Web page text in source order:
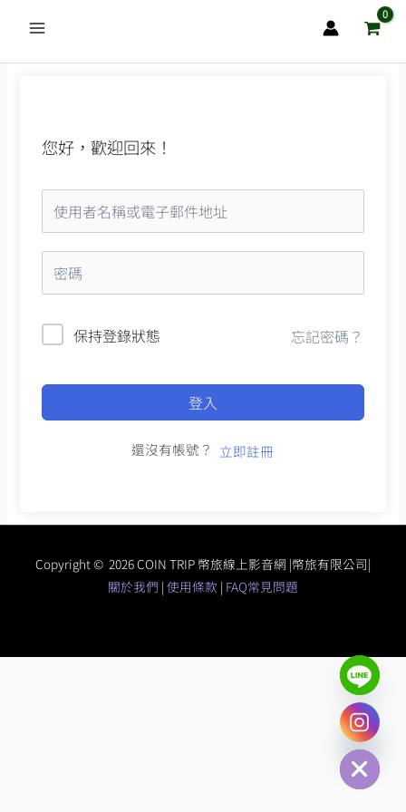
主
您好，歡迎回來！
保持登錄狀態 忘記密碼？
登入
還沒有帳號？ 立即註冊
Copyright © 2026 COIN TRIP 幣旅線上影音網 |幣旅有限公司|
關於我們 | 使用條款 | FAQ常見問題
Hide
chaty